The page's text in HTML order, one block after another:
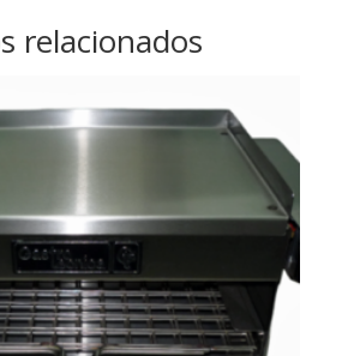
relacionados